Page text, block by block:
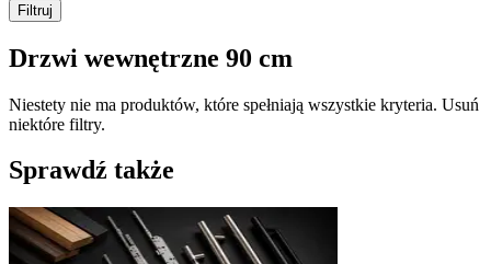
Filtruj
Drzwi wewnętrzne 90 cm
Niestety nie ma produktów, które spełniają wszystkie kryteria. Usuń
niektóre filtry.
Sprawdź także